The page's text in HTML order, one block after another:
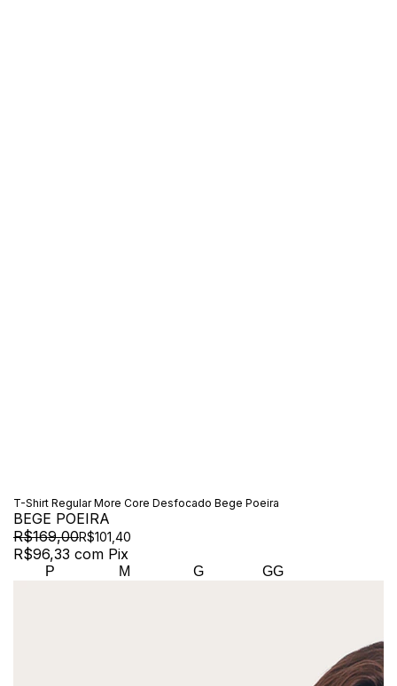
T-Shirt Regular More Core Desfocado Bege Poeira
BEGE POEIRA
R$169,00R$101,40
R$96,33 com Pix
P M G GG